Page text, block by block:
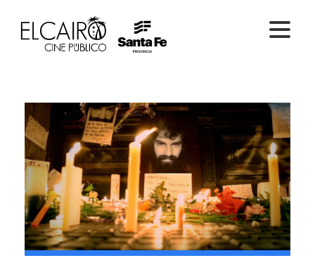
PELÍCULAS EN SALA
CICLOS
EL CINE